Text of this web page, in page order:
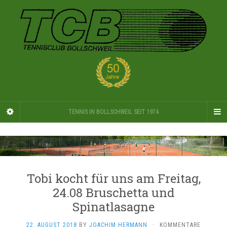
TENNIS IN BOLLSCHWEIL SEIT 1974
Tobi kocht für uns am Freitag,
24.08 Bruschetta und
Spinatlasagne
22. AUGUST 2018 BY JOACHIM HERMANN ·
KOMMENTARE